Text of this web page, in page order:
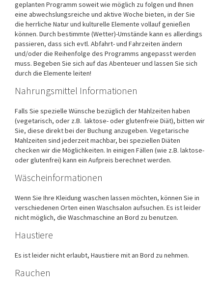
geplanten Programm soweit wie möglich zu folgen und Ihnen
eine abwechslungsreiche und aktive Woche bieten, in der Sie
die herrliche Natur und kulturelle Elemente vollauf genießen
können. Durch bestimmte (Wetter)-Umstände kann es allerdings
passieren, dass sich evtl. Abfahrt- und Fahrzeiten ändern
und/oder die Reihenfolge des Programms angepasst werden
muss. Begeben Sie sich auf das Abenteuer und lassen Sie sich
durch die Elemente leiten!
Nahrungsmittel Informationen
Falls Sie spezielle Wünsche bezüglich der Mahlzeiten haben
(vegetarisch, oder z.B. laktose- oder glutenfreie Diät), bitten wir
Sie, diese direkt bei der Buchung anzugeben. Vegetarische
Mahlzeiten sind jederzeit machbar, bei speziellen Diäten
checken wir die Möglichkeiten. In einigen Fällen (wie z.B. laktose-
oder glutenfrei) kann ein Aufpreis berechnet werden.
Wäscheinformationen
Wenn Sie Ihre Kleidung waschen lassen möchten, können Sie in
verschiedenen Orten einen Waschsalon aufsuchen. Es ist leider
nicht möglich, die Waschmaschine an Bord zu benutzen.
Haustiere
Es ist leider nicht erlaubt, Haustiere mit an Bord zu nehmen.
Rauchen